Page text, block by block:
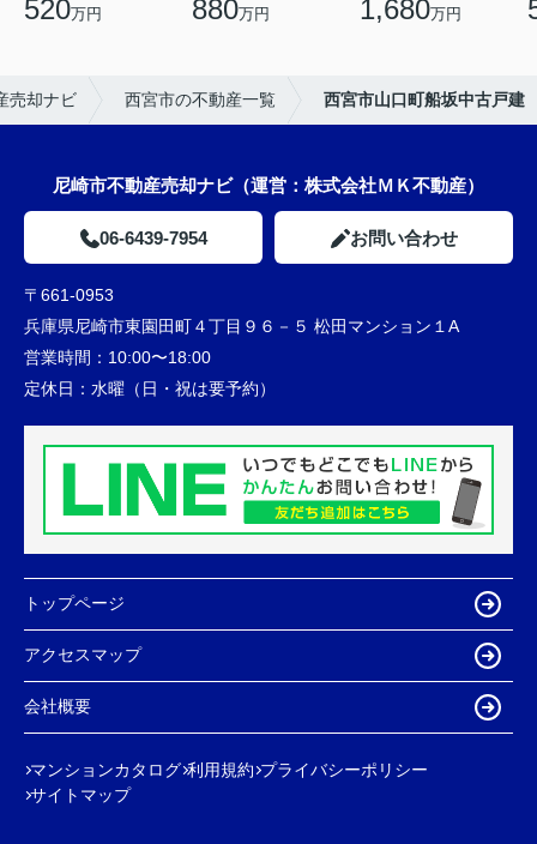
520万円 880万円 1,680万円
売却ナビ 西宮市の不動産一覧 西宮市山口町船坂中古戸建
尼崎市不動産売却ナビ（運営：株式会社ＭＫ不動産）
06-6439-7954 お問い合わせ
〒661-0953
兵庫県尼崎市東園田町４丁目９６－５ 松田マンション１A
営業時間： 10:00〜18:00
定休日： 水曜（日・祝は要予約）
トップページ
アクセスマップ
会社概要
マンションカタログ 利用規約 プライバシーポリシー
サイトマップ